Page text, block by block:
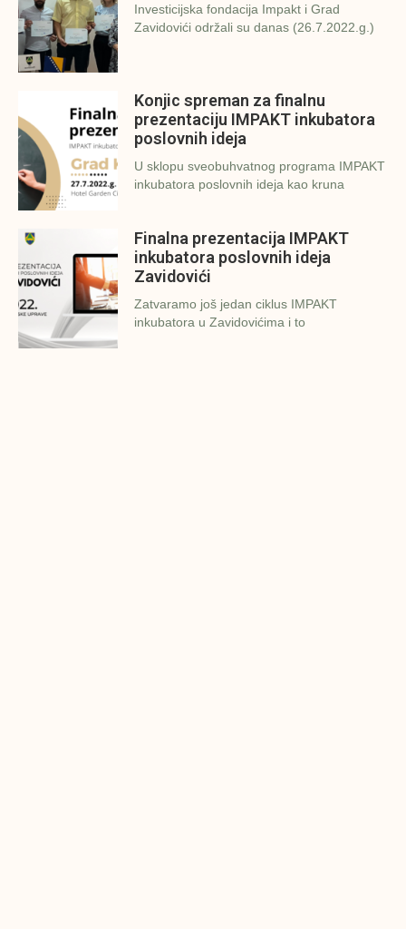
Investicijska fondacija Impakt i Grad
Zavidovići održali su danas (26.7.2022.g.)
Konjic spreman za finalnu
prezentaciju IMPAKT inkubatora
poslovnih ideja
U sklopu sveobuhvatnog programa IMPAKT
inkubatora poslovnih ideja kao kruna
Finalna prezentacija IMPAKT
inkubatora poslovnih ideja
Zavidovići
Zatvaramo još jedan ciklus IMPAKT
inkubatora u Zavidovićima i to